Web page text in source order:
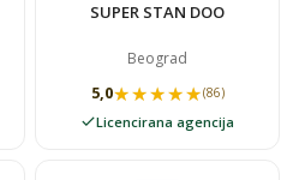
SUPER STAN DOO
Beograd
5,0★★★★★
★★★★★(86)
Licencirana agencija